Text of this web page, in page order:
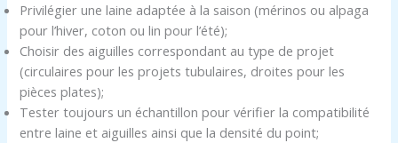
Privilégier une laine adaptée à la saison (mérinos ou alpaga
pour l’hiver, coton ou lin pour l’été);
Choisir des aiguilles correspondant au type de projet
(circulaires pour les projets tubulaires, droites pour les
pièces plates);
Tester toujours un échantillon pour vérifier la compatibilité
entre laine et aiguilles ainsi que la densité du point;